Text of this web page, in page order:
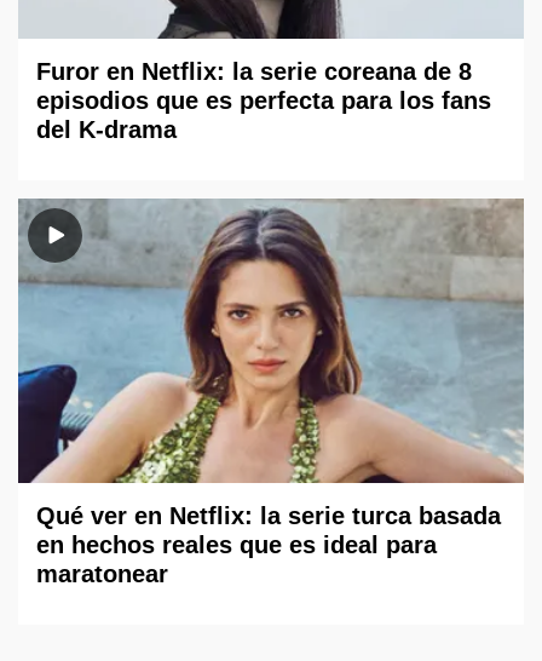
Furor en Netflix: la serie coreana de 8
episodios que es perfecta para los fans
del K-drama
Qué ver en Netflix: la serie turca basada
en hechos reales que es ideal para
maratonear